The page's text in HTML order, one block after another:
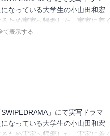
なっている大学生の小山田和宏
ため実家へ帰郷した。実家に着く
えない。違和感を感じた和宏は両
て表示する
」にて実写ドラマ
なっている大学生の小山田和宏
ため実家へ帰郷した。実家に着く